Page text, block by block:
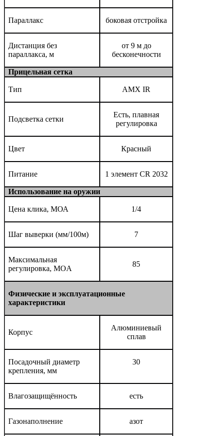
Параллакс боковая отстройка
Дистанция без
параллакса, м
от 9 м до
бесконечности
Прицельная сетка
Тип AMX IR
Подсветка сетки
Есть, плавная
регулировка
Цвет Красный
Питание 1 элемент CR 2032
Использование на оружии
Цена клика, МОА 1/4
Шаг выверки (мм/100м) 7
Максимальная
регулировка, MOA
85
Физические и эксплуатационные
характеристики
Корпус
Алюминиевый
сплав
Посадочный диаметр
крепления, мм
30
Влагозащищённость есть
Газонаполнение азот